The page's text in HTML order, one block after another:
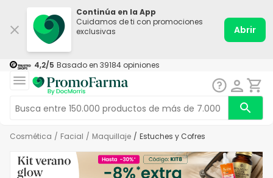
Continúa en la App
Cuidamos de ti con promociones
exclusivas
Abrir
4,2/5 Basado en 39184 opiniones
Cosmética / Facial / Maquillaje / Estuches y Cofres